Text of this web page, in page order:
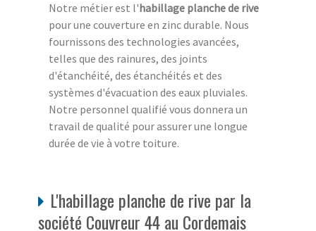
Notre métier est l'habillage planche de rive
pour une couverture en zinc durable. Nous
fournissons des technologies avancées,
telles que des rainures, des joints
d'étanchéité, des étanchéités et des
systèmes d'évacuation des eaux pluviales.
Notre personnel qualifié vous donnera un
travail de qualité pour assurer une longue
durée de vie à votre toiture.
L'habillage planche de rive par la
société Couvreur 44 au Cordemais